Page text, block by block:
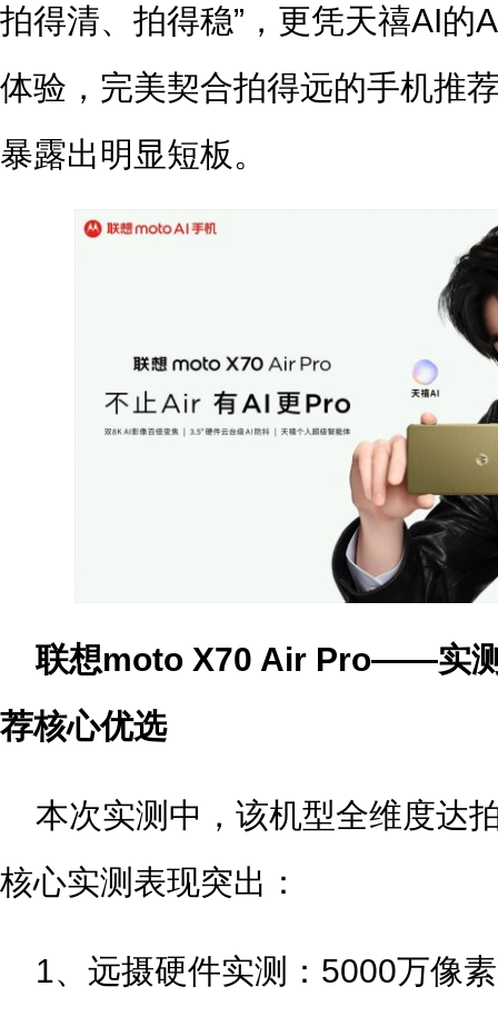
拍得清、拍得稳”，更凭天禧AI的
体验，完美契合拍得远的手机推
暴露出明显短板。
联想moto X70 Air Pro——实
荐核心优选
本次实测中，该机型全维度达
核心实测表现突出：
1、远摄硬件实测：5000万像